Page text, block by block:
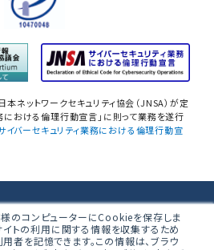
様のコンピューターにCookieを保存しま
イトの利用に関する情報を収集するため
者を記憶できます。この情報は、ブラウ
に関わる
メント
ビス
ライチェーン
メント
ネットワークセキュリティ協会（JNSA）が定
における倫理行動宣言」に則って業務を遂行
イバーセキュリティ業務における倫理行動宣
セキュリティ
西新宿8-5-1 野村不動産西新宿共同ビ